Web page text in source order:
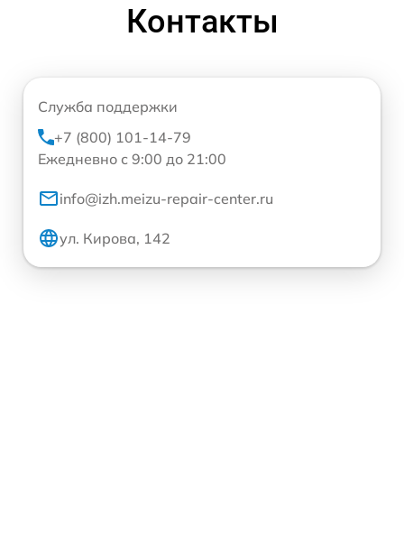
Контакты
Служба поддержки
+7 (800) 101-14-79
Ежедневно с 9:00 до 21:00
info@izh.meizu-repair-center.ru
ул. Кирова, 142